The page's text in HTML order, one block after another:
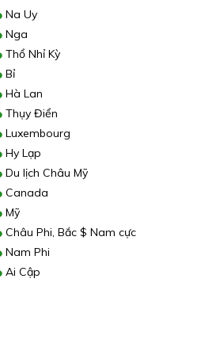
Na Uy
Nga
Thổ Nhỉ Kỳ
Bỉ
Hà Lan
Thụy Điển
Luxembourg
Hy Lạp
Du lịch Châu Mỹ
Canada
Mỹ
Châu Phi, Bắc $ Nam cực
Nam Phi
Ai Cập